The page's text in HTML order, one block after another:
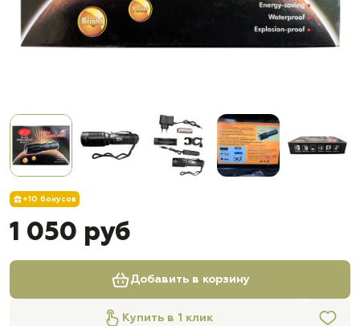
+10 бонусов
1 050 руб
Добавить в корзину
Купить в 1 клик